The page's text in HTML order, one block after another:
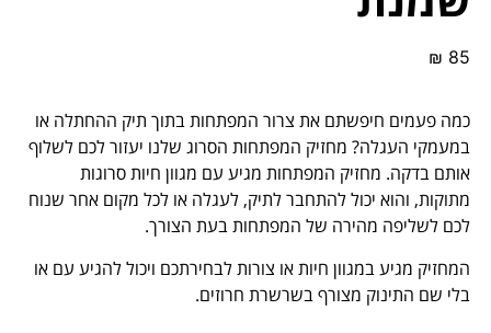
₪ 85
כמה פעמים חיפשתם את צרור המפתחות בתוך תיק ההחתלה או
במעמקי העגלה? מחזיק המפתחות הסרוג שלנו יעזור לכם לשלוף
אותם בדקה. מחזיק המפתחות מגיע עם מגוון חיות סרוגות
מתוקות, והוא יכול להתחבר לתיק, לעגלה או לכל מקום אחר שנוח
לכם לשליפה מהירה של המפתחות בעת הצורך.
המחזיק מגיע במגוון חיות או צורות לבחירתכם ויכול להגיע עם או
בלי שם התינוק מצורף בשרשרת חרוזים.